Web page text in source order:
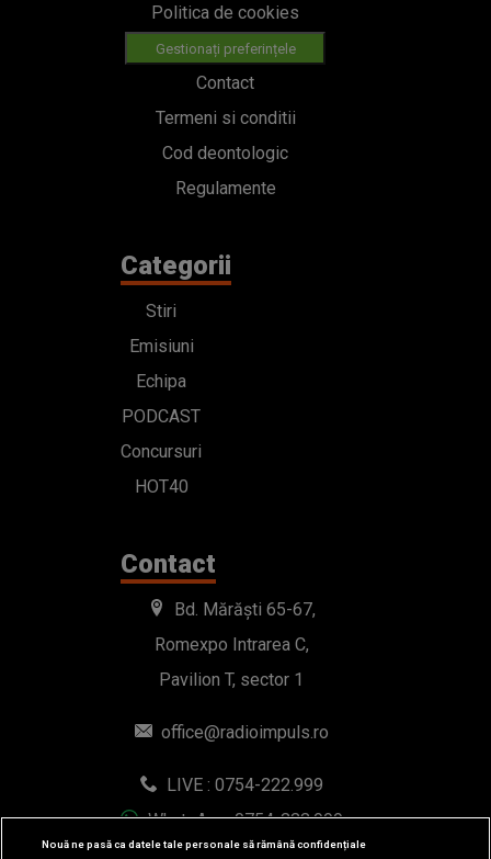
Politica de cookies
Gestionați preferințele
Contact
Termeni si conditii
Cod deontologic
Regulamente
Categorii
Stiri
Emisiuni
Echipa
PODCAST
Concursuri
HOT40
Contact
Bd. Mărăști 65-67,
Romexpo Intrarea C,
Pavilion T, sector 1
office@radioimpuls.ro
LIVE : 0754-222.999
WhatsApp: 0754-222.999
Nouă ne pasă ca datele tale personale să rămână confidențiale